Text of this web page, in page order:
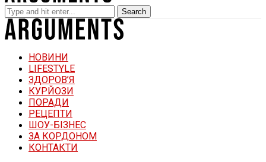
Search
НОВИНИ
LIFESTYLE
ЗДОРОВ’Я
КУРЙОЗИ
ПОРАДИ
РЕЦЕПТИ
ШОУ-БІЗНЕС
ЗА КОРДОНОМ
КОНТАКТИ